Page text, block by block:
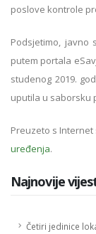
poslove kontrole
Podsjetimo, javno
putem portala
studenog 2019.
uputila u saborsku
Preuzeto s Internet
uređenja.
Najnovije
Četiri jedinice